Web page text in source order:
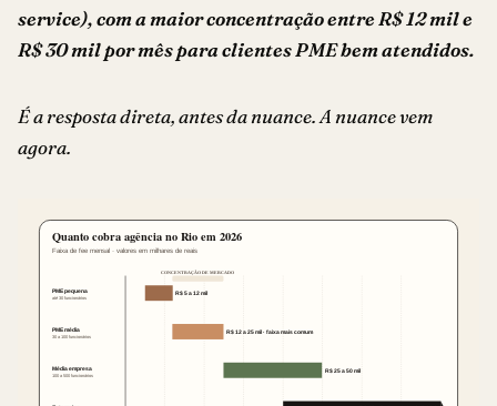
service), com a maior concentração entre R$ 12 mil e
R$ 30 mil por mês para clientes PME bem atendidos.
É a resposta direta, antes da nuance. A nuance vem
agora.